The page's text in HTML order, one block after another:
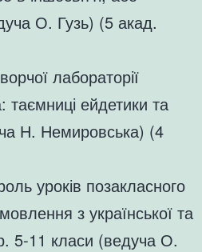
О. Гузь) (5 акад.
лабораторії
таємниці ейдетики та
Н. Немировська) (4
уроків позакласного
з української та
5-11 класи (ведуча О.